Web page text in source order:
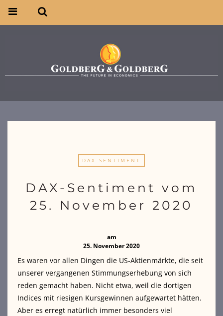
DAX-SENTIMENT
DAX-Sentiment vom
25. November 2020
am
25. November 2020
Es waren vor allen Dingen die US-Aktienmärkte, die seit
unserer vergangenen Stimmungserhebung von sich
reden gemacht haben. Nicht etwa, weil die dortigen
Indices mit riesigen Kursgewinnen aufgewartet hätten.
Aber es erregt natürlich immer besonders viel